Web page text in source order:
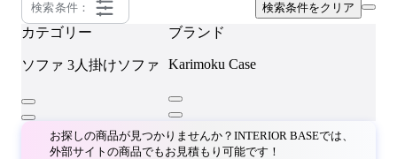
検索条件： 検索条件をクリア
カテゴリー
ソファ 3人掛けソファ
ブランド
Karimoku Case
お探しの商品が見つかりませんか？INTERIOR BASEでは、
外部サイトの商品でもお見積もり可能です！